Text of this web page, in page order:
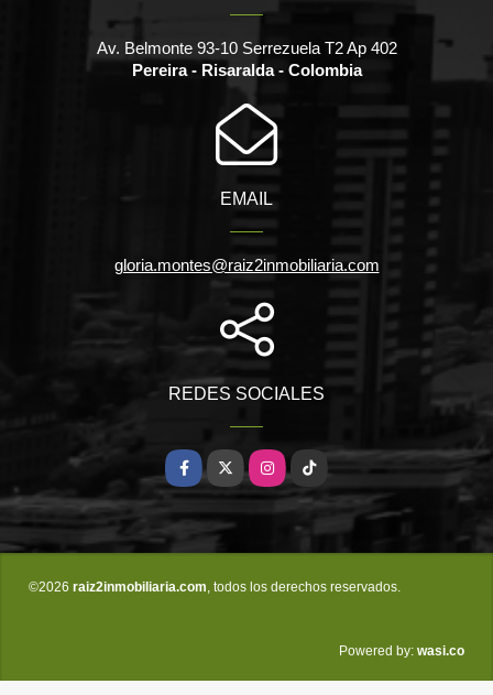
Av. Belmonte 93-10 Serrezuela T2 Ap 402
Pereira - Risaralda - Colombia
EMAIL
gloria.montes@raiz2inmobiliaria.com
REDES SOCIALES
Facebook
X Instagram
TikTok
©2026 raiz2inmobiliaria.com, todos los derechos reservados.
Powered by: wasi.co